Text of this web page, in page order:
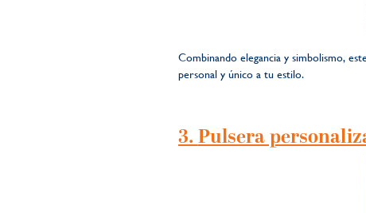
Combinando elegancia y simbolismo,
personal y único a tu estilo.
3.Pulsera